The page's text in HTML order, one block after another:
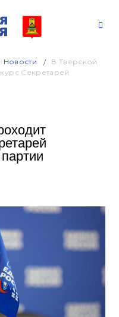
Новости
В Тверской
Секретарей